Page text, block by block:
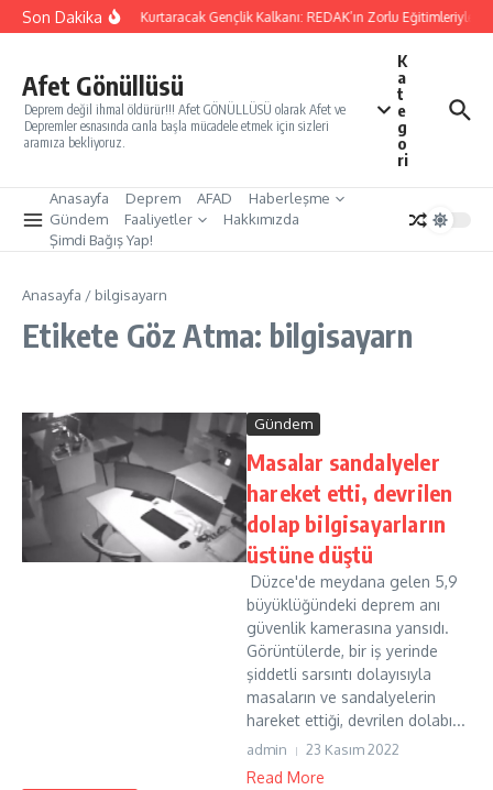
İçeriğe atla
Son DakikaYarınları Kurtaracak Gençlik Kalkanı: REDAK’ın Zorlu Eğitimleriyle
Afet Gönüllüsü
Deprem değil ihmal öldürür!!! Afet GÖNÜLLÜSÜ olarak Afet ve
Depremler esnasında canla başla mücadele etmek için sizleri
aramıza bekliyoruz.
K
a
t
e
g
o
ri
Anasayfa Deprem AFAD
Haberleşme
Gündem
Faaliyetler
Hakkımızda
Şimdi Bağış Yap!
Anasayfa / bilgisayarn
Etikete Göz Atma: bilgisayarn
Gündem
Masalar sandalyeler
hareket etti, devrilen
dolap bilgisayarların
üstüne düştü
Düzce'de meydana gelen 5,9
büyüklüğündeki deprem anı
güvenlik kamerasına yansıdı.
Görüntülerde, bir iş yerinde
şiddetli sarsıntı dolayısıyla
masaların ve sandalyelerin
hareket ettiği, devrilen dolabı...
admin 23 Kasım 2022
Read More